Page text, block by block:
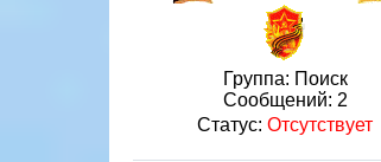
Группа: Поиск
Сообщений: 2
Статус: Отсутствует